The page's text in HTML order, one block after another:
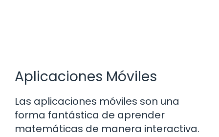
Aplicaciones Móviles
Las aplicaciones móviles son una
forma fantástica de aprender
matemáticas de manera interactiva.